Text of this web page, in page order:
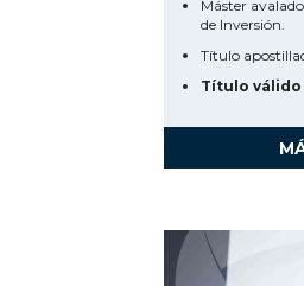
Máster
de Inversión.
Título
Título